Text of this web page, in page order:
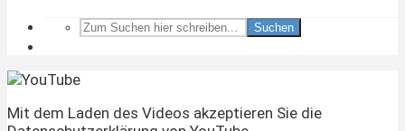
Suchen
Mit dem Laden des Videos akzeptieren Sie die